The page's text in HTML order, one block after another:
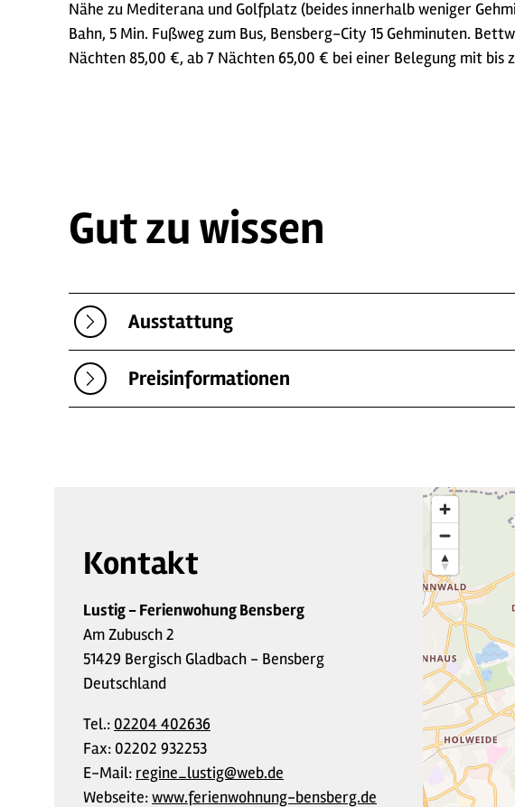
Nähe zu Mediterana und Golfplatz (beides innerhalb weniger
Bahn, 5 Min. Fußweg zum Bus, Bensberg-City 15 Gehminuten.
Nächten 85,00 €, ab 7 Nächten 65,00 € bei einer Belegung mit bis
Gut zu wissen
Ausstattung
Preisinformationen
Kontakt
Lustig - Ferienwohung Bensberg
Am Zubusch 2
51429 Bergisch Gladbach - Bensberg
Deutschland
Tel.: 02204 402636
Fax: 02202 932253
E-Mail: regine_lustig@web.de
Webseite:www.ferienwohnung-bensberg.de